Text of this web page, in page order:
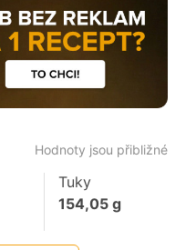
Hodnoty jsou přibližné
Tuky
154,05g